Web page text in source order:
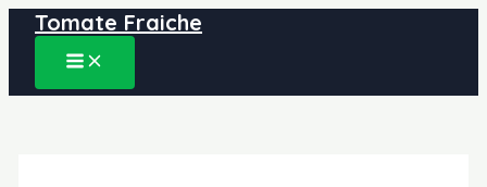
Aller
contenu
Tomate Fraiche
MAIN
MENU